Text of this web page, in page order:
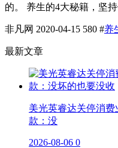
的。 养生的4大秘籍，坚
非凡网 2020-04-15 580 #养
最新文章
美光英睿达关停消
款：没
2026-08-06 0